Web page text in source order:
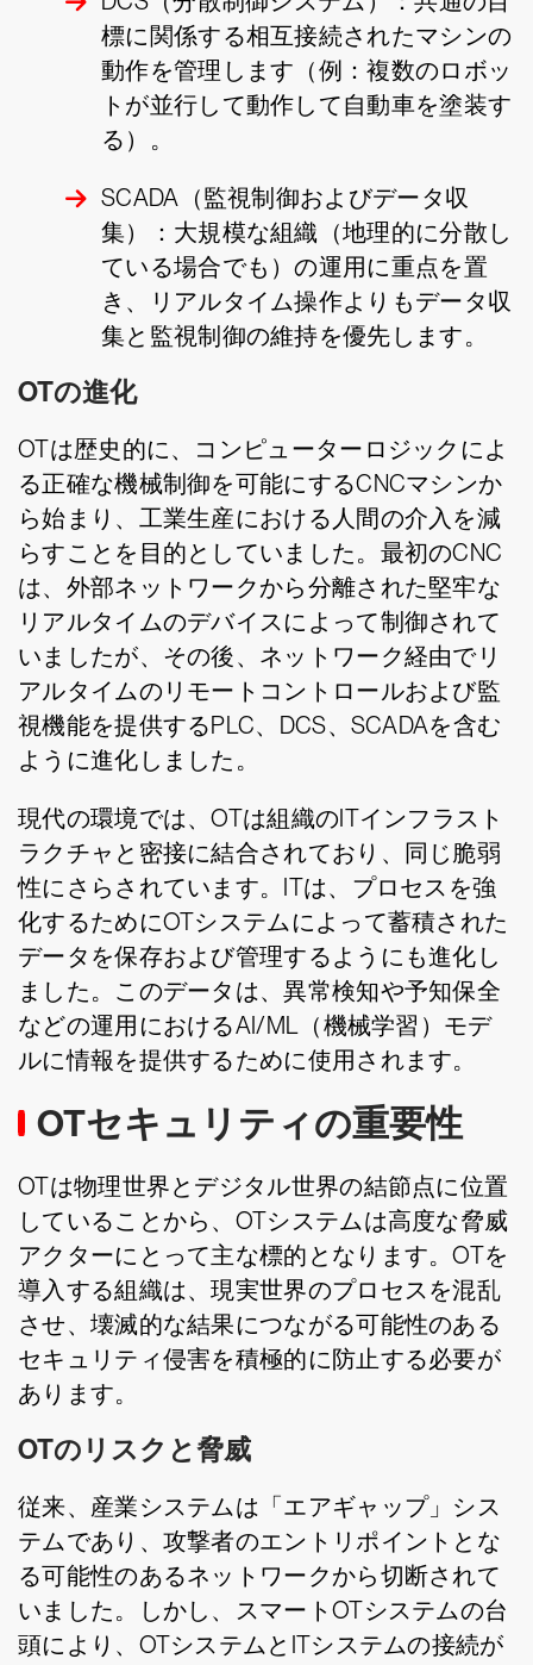
標に関係する相互接続されたマシンの
動作を管理します（例：複数のロボッ
トが並行して動作して自動車を塗装す
る）。
SCADA（監視制御およびデータ収
集）：大規模な組織（地理的に分散し
ている場合でも）の運用に重点を置
き、リアルタイム操作よりもデータ収
集と監視制御の維持を優先します。
OTの進化
OTは歴史的に、コンピューターロジックによ
る正確な機械制御を可能にするCNCマシンか
ら始まり、工業生産における人間の介入を減
らすことを目的としていました。最初のCNC
は、外部ネットワークから分離された堅牢な
リアルタイムのデバイスによって制御されて
いましたが、その後、ネットワーク経由でリ
アルタイムのリモートコントロールおよび監
視機能を提供するPLC、DCS、SCADAを含む
ように進化しました。
現代の環境では、OTは組織のITインフラスト
ラクチャと密接に結合されており、同じ脆弱
性にさらされています。ITは、プロセスを強
化するためにOTシステムによって蓄積された
データを保存および管理するようにも進化し
ました。このデータは、異常検知や予知保全
などの運用におけるAI/ML（機械学習）モデ
ルに情報を提供するために使用されます。
OTセキュリティの重要性
OTは物理世界とデジタル世界の結節点に位置
していることから、OTシステムは高度な脅威
アクターにとって主な標的となります。OTを
導入する組織は、現実世界のプロセスを混乱
させ、壊滅的な結果につながる可能性のある
セキュリティ侵害を積極的に防止する必要が
あります。
OTのリスクと脅威
従来、産業システムは「エアギャップ」シス
テムであり、攻撃者のエントリポイントとな
る可能性のあるネットワークから切断されて
いました。しかし、スマートOTシステムの台
頭により、OTシステムとITシステムの接続が